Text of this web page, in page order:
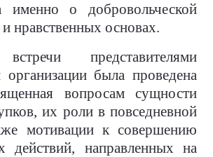
именно о добровольческой
нравственных основах.
представителями
организации была проведена
вопросам сущности
их роли в повседневной
мотивации к совершению
действий, направленных на